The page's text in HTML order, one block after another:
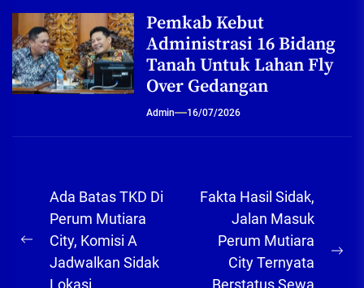
Pemkab Kebut
Administrasi 16 Bidang
Tanah Untuk Lahan Fly
Over Gedangan
Admin 16/07/2026
Navigasi
pos
Previous
post:
Ada Batas TKD Di
Perum Mutiara
City, Komisi A
Jadwalkan Sidak
Lokasi
Fakta Hasil Sidak,
Jalan Masuk
Perum Mutiara
City Ternyata
Berstatus Sewa